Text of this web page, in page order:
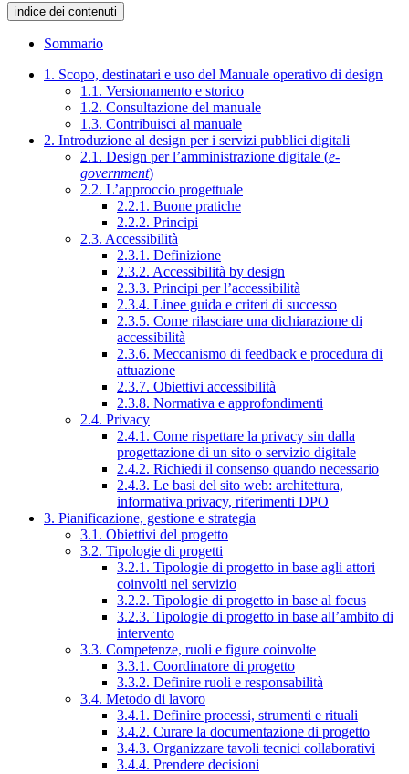
indice dei contenuti
Sommario
1. Scopo, destinatari e uso del Manuale operativo di design
1.1. Versionamento e storico
1.2. Consultazione del manuale
1.3. Contribuisci al manuale
2. Introduzione al design per i servizi pubblici digitali
2.1. Design per l’amministrazione digitale (e-
government)
2.2. L’approccio progettuale
2.2.1. Buone pratiche
2.2.2. Principi
2.3. Accessibilità
2.3.1. Definizione
2.3.2. Accessibilità by design
2.3.3. Principi per l’accessibilità
2.3.4. Linee guida e criteri di successo
2.3.5. Come rilasciare una dichiarazione di
accessibilità
2.3.6. Meccanismo di feedback e procedura di
attuazione
2.3.7. Obiettivi accessibilità
2.3.8. Normativa e approfondimenti
2.4. Privacy
2.4.1. Come rispettare la privacy sin dalla
progettazione di un sito o servizio digitale
2.4.2. Richiedi il consenso quando necessario
2.4.3. Le basi del sito web: architettura,
informativa privacy, riferimenti DPO
3. Pianificazione, gestione e strategia
3.1. Obiettivi del progetto
3.2. Tipologie di progetti
3.2.1. Tipologie di progetto in base agli attori
coinvolti nel servizio
3.2.2. Tipologie di progetto in base al focus
3.2.3. Tipologie di progetto in base all’ambito di
intervento
3.3. Competenze, ruoli e figure coinvolte
3.3.1. Coordinatore di progetto
3.3.2. Definire ruoli e responsabilità
3.4. Metodo di lavoro
3.4.1. Definire processi, strumenti e rituali
3.4.2. Curare la documentazione di progetto
3.4.3. Organizzare tavoli tecnici collaborativi
3.4.4. Prendere decisioni